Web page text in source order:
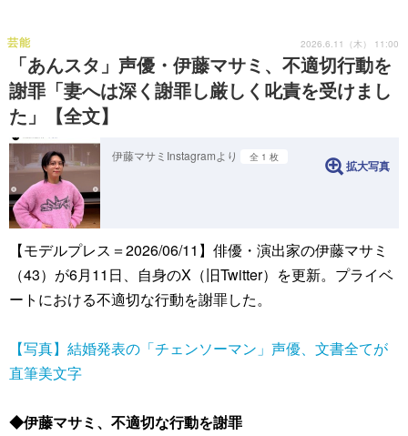
「あんスタ」声優・伊藤マサミ、不適切行動を
謝罪「妻へは深く謝罪し厳しく叱責を受けまし
た」【全文】
芸能 2026.6.11（木） 11:00
伊藤マサミInstagramより 全 1 枚
拡大写真
【モデルプレス＝2026/06/11】俳優・演出家の伊藤マサミ
（43）が6月11日、自身のX（旧Twitter）を更新。プライベ
ートにおける不適切な行動を謝罪した。
【写真】結婚発表の「チェンソーマン」声優、文書全てが
直筆美文字
◆伊藤マサミ、不適切な行動を謝罪